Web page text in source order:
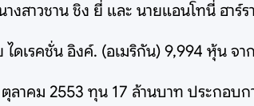
สาวชาน ชิง ยี่ และ นายแอนโทนี่ ฮาร์ร
ดเรคชั่น อิงค์. (อเมริกัน) 9,994 หุ้น
ลาคม 2553 ทุน 17 ล้านบาท ประกอบ